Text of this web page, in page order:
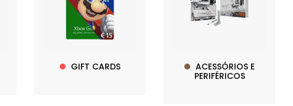
GIFT CARDS
ACESSÓRIOS E
PERIFÉRICOS